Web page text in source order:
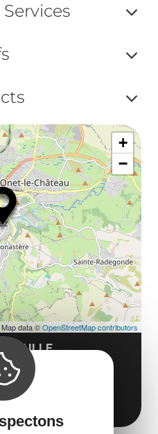
ou
Services
ou
ou
et
ou
l'itinéraire
+
−
Map data ©OpenStreetMap contributors